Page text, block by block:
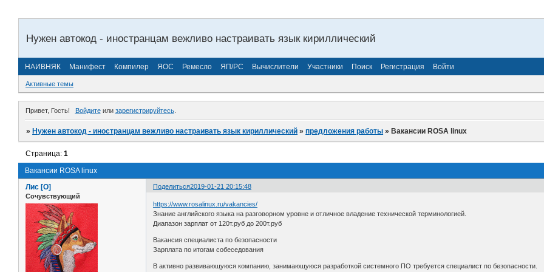
Нужен автокод - иностранцам вежливо настраивать язык кириллический
НАИВНЯК Манифест Компилер ЯОС Ремесло ЯП/РС Вычислители Участники Поиск Регистрация Войти
Активные темы
Привет, Гость! Войдитеили зарегистрируйтесь.
»Нужен автокод - иностранцам вежливо настраивать язык кириллический »предложения работы »Вакансии ROSA linux
Вакансии ROSA linux
Страница:1
Поделиться2019-01-21 20:15:48
Лис [О]
Сочувствующий
https://www.rosalinux.ru/vakancies/
Знание английского языка на разговорном уровне и отличное владение технической терминологией.
Диапазон зарплат от 120т.руб до 200т.руб
Вакансия специалиста по безопасности
Зарплата по итогам собеседования
В активно развивающуюся компанию, занимающуюся разработкой системного ПО требуется специалист по безопасности.